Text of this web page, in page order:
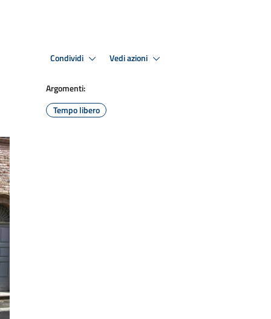
Condividi Vedi azioni
Argomenti:
Tempo libero